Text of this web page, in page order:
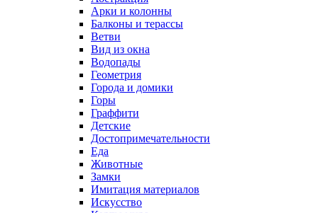
Арки и колонны
Балконы и терассы
Ветви
Вид из окна
Водопады
Геометрия
Города и домики
Горы
Граффити
Детские
Достопримечательности
Еда
Животные
Замки
Имитация материалов
Искусство